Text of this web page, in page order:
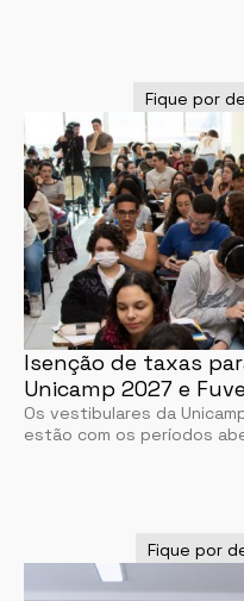
Fique por
Isenção de taxas
Unicamp 2027 e
Os vestibulares da
estão com os períodos
Fique por